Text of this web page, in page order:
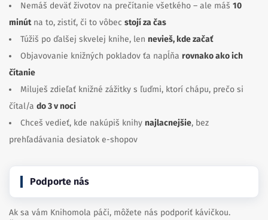
Nemáš deväť životov na prečítanie všetkého – ale máš 10
minútna to, zistiť, či to vôbec stojí za čas
Túžiš po ďalšej skvelej knihe, len nevieš, kde začať
Objavovanie knižných pokladov ťa napĺňa rovnako ako ich
čítanie
Miluješ zdieľať knižné zážitky s ľuďmi, ktorí chápu, prečo si
čítal/a do 3 v noci
Chceš vedieť, kde nakúpiš knihy najlacnejšie, bez
prehľadávania desiatok e-shopov
Podporte nás
Ak sa vám Knihomola páči, môžete nás podporiť kávičkou.